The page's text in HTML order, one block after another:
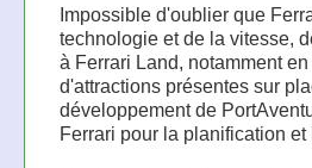
Impossible d'oublier que
technologie et de la vitesse,
à Ferrari Land, notamment
d'attractions présentes sur
développement de
Ferrari pour la planification